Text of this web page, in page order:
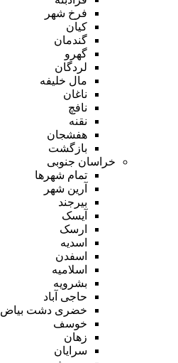
فرخ شهر
کیان
گندمان
گهرو
لردگان
مال خلیفه
ناغان
نافچ
نقنه
هفشجان
بازگشت
خراسان جنوبی
تمام شهر‌ها
آرین شهر
بیرجند
آیسک
ارسک
اسدیه
اسفدن
اسلامیه
بشرویه
حاجی آباد
خضری دشت بیاض
خوسف
زهان
سرایان